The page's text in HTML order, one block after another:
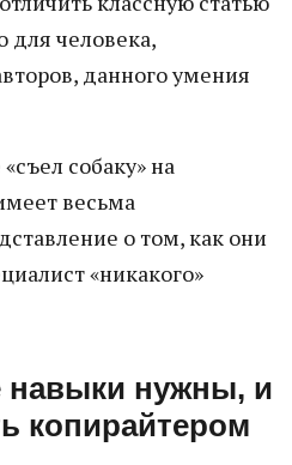
для человека,
данного умения
собаку» на
весьма
о том, как они
«никакого»
навыки нужны, и
копирайтером